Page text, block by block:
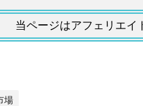
当ページはアフェリエイ
場